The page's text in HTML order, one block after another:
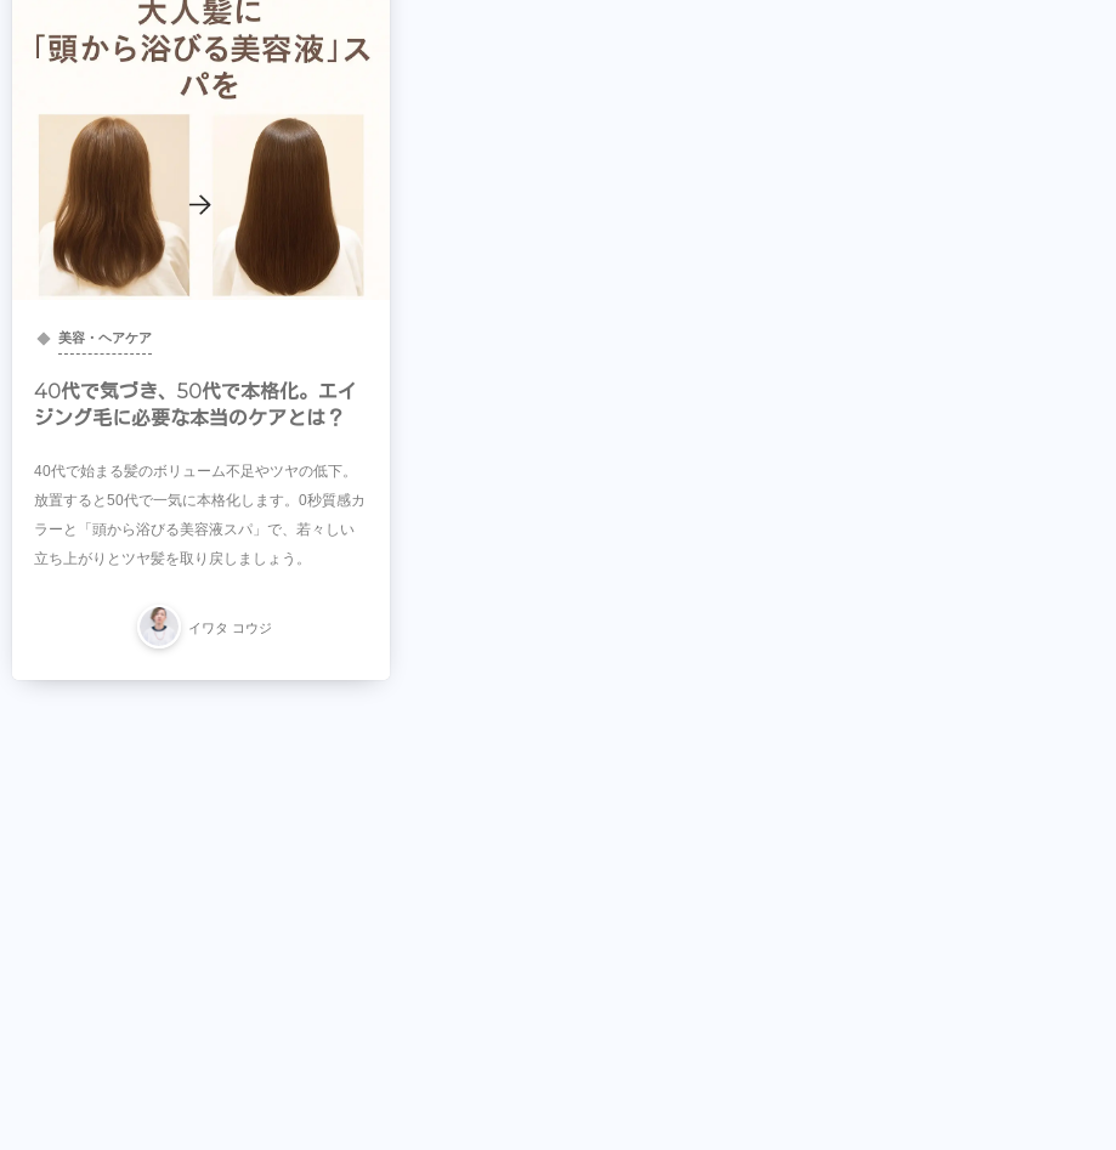
美容・ヘアケア
40代で気づき、50代で本格化。エイ
ジング毛に必要な本当のケアとは？
40代で始まる髪のボリューム不足やツヤの低下。
放置すると50代で一気に本格化します。0秒質感カ
ラーと「頭から浴びる美容液スパ」で、若々しい
立ち上がりとツヤ髪を取り戻しましょう。
イワタ コウジ